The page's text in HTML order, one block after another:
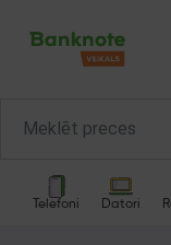
Telefoni Datori